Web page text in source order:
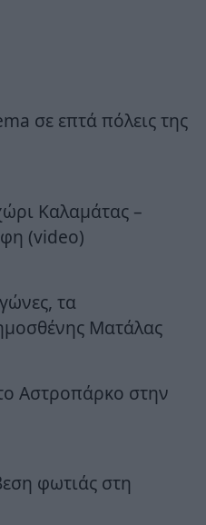
σε επτά πόλεις της
Καλαμάτας –
(video)
τα
Ματάλας
Αστροπάρκο στην
φωτιάς στη